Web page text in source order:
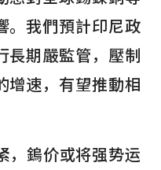
。我們預計印尼政
長期嚴監管，壓制
增速，有望推動相
，鎢价或将强势运